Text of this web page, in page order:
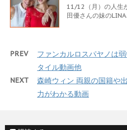
11/12（月）の人生
田優さんの妹の
PREV
ファンカルロスパヤノは
タイル動画他
NEXT
森崎ウィン 両親の国籍や
力がわかる動画